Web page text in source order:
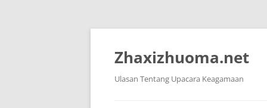
Skip
content
Zhaxizhuoma.net
Ulasan Tentang Upacara Keagamaan